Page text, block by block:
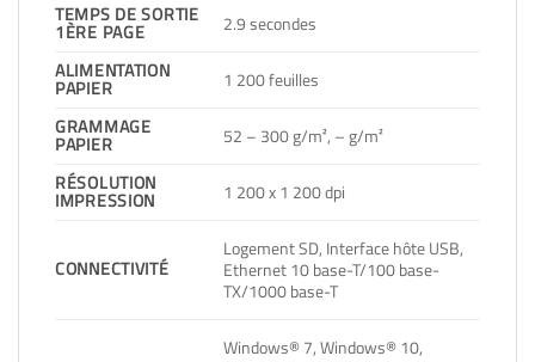
TEMPS DE SORTIE
1ÈRE PAGE
2.9 secondes
ALIMENTATION
PAPIER
1 200 feuilles
GRAMMAGE
PAPIER
52 – 300 g/m², – g/m²
RÉSOLUTION
IMPRESSION 1 200 x 1 200 dpi
CONNECTIVITÉ
Logement SD, Interface hôte USB,
Ethernet 10 base-T/100 base-
TX/1000 base-T
Windows® 7, Windows® 10,